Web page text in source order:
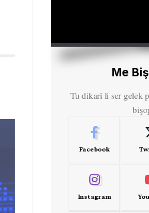
Me
Tu dikarî li ser gelek
Facebook
Instagram